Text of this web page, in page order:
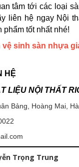
tâm tới các loại
liên hệ ngay Nội
phẩm tốt nhất nhé!
vệ sinh sàn nhựa
HỆ
LIỆU NỘI THẤT
Bảng, Hoàng Mai,
Trọng Trung